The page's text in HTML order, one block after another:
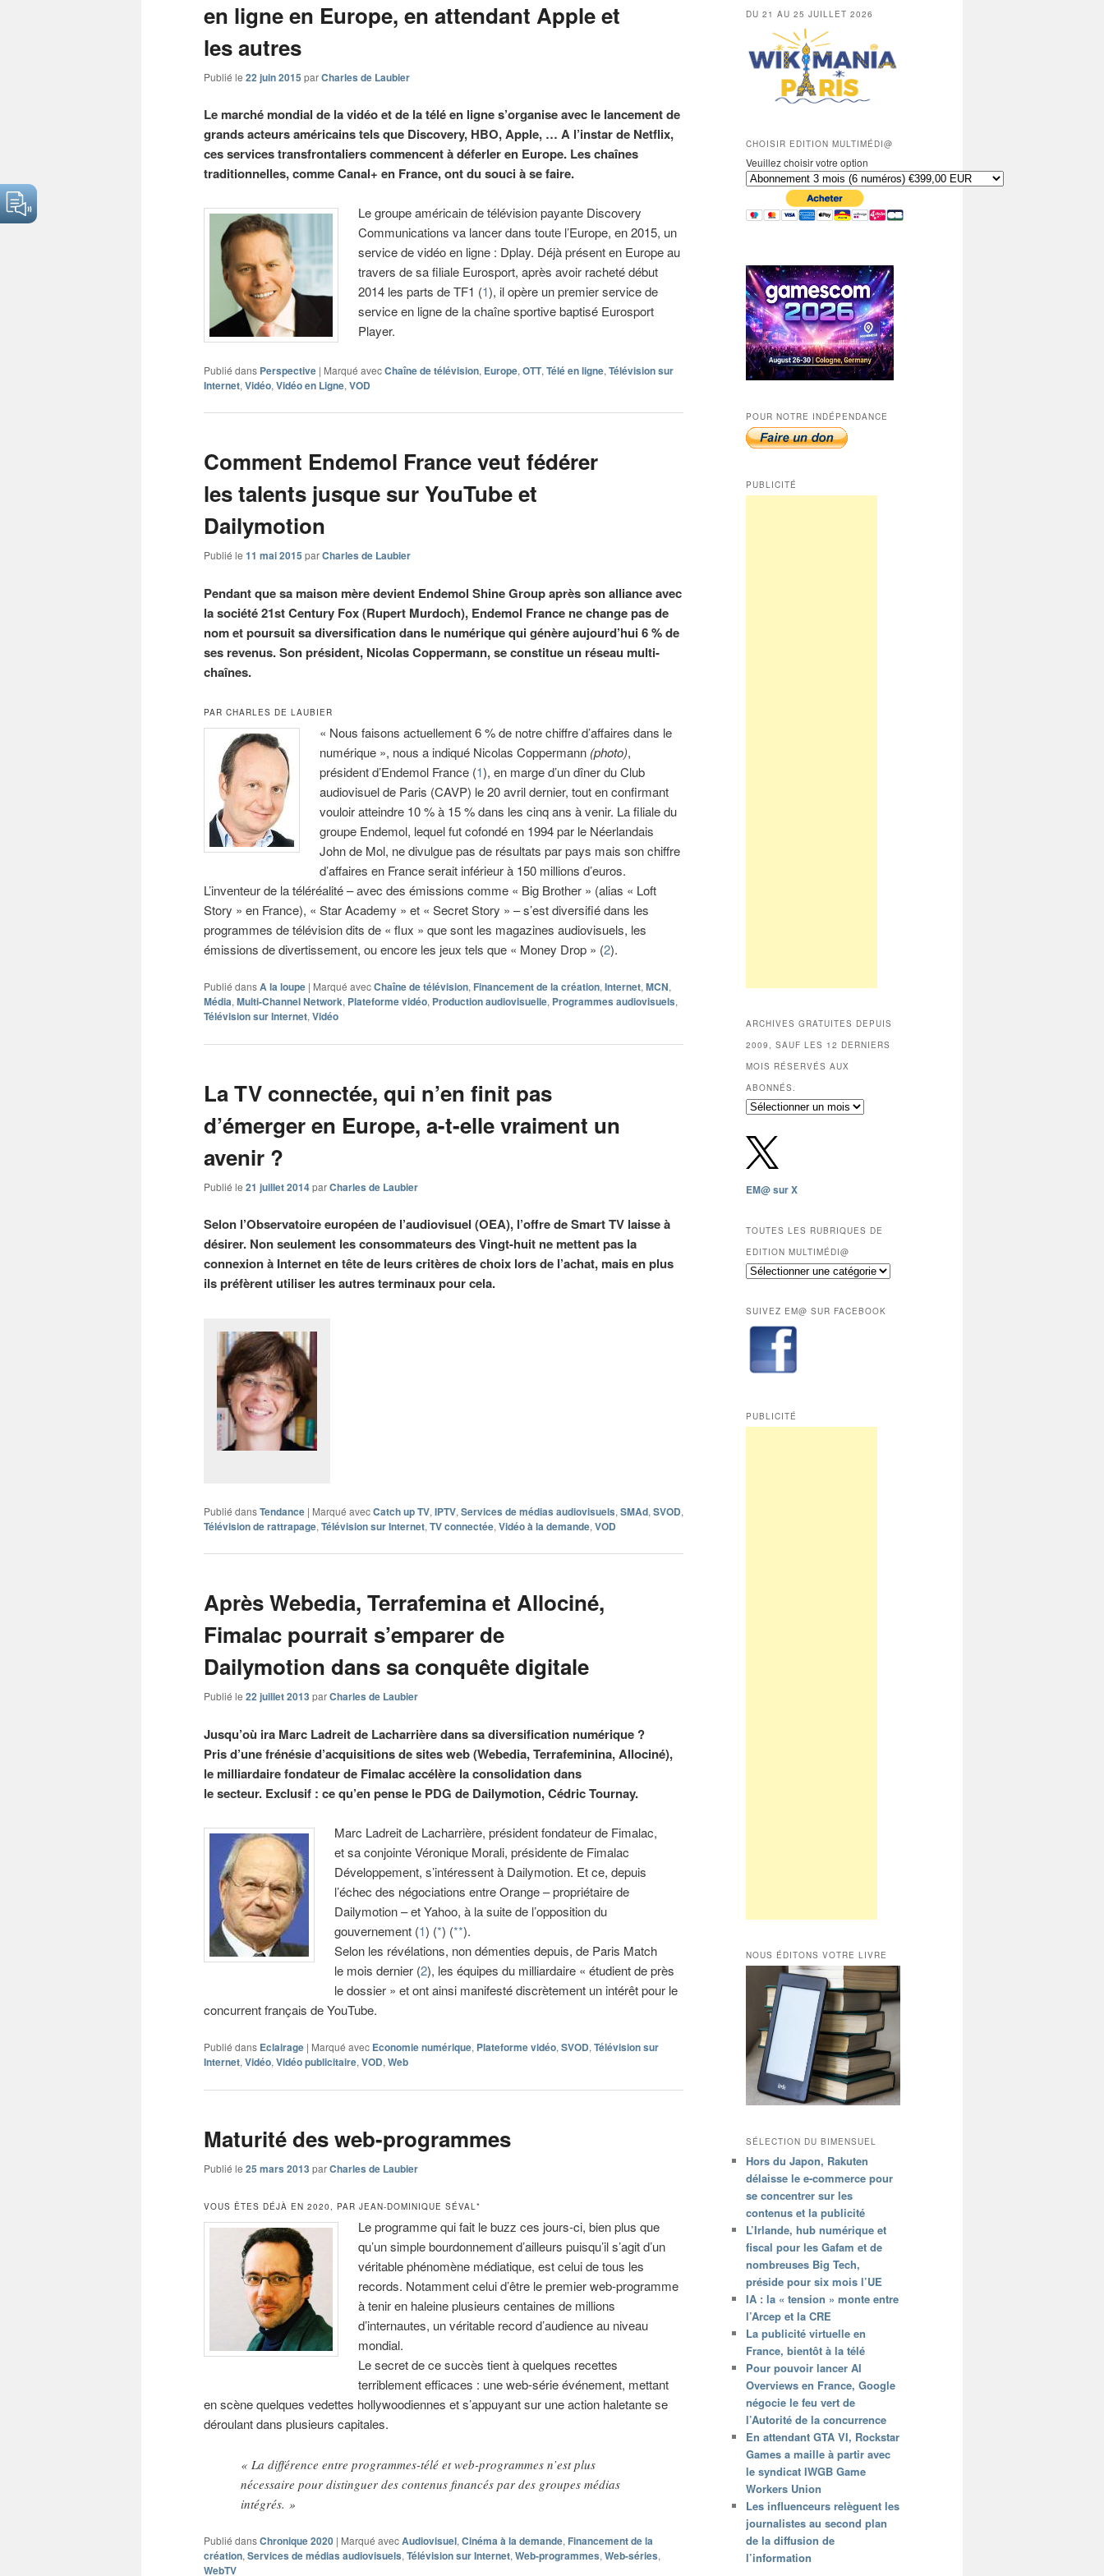
en ligne en Europe, en attendant Apple et
les autres
Publié le 22 juin 2015 parCharles de Laubier
Le marché mondial de la vidéo et de la télé en ligne s’organise avec le lancement de
grands acteurs américains tels que Discovery, HBO, Apple, … A l’instar de Netflix,
ces services transfrontaliers commencent à déferler en Europe. Les chaînes
traditionnelles, comme Canal+ en France, ont du souci à se faire.
Le groupe américain de télévision payante Discovery
Communications va lancer dans toute l’Europe, en 2015, un
service de vidéo en ligne : Dplay. Déjà présent en Europe au
travers de sa filiale Eurosport, après avoir racheté début
2014 les parts de TF1 (1), il opère un premier service de
service en ligne de la chaîne sportive baptisé Eurosport
Player.
Publié dans Perspective | Marqué avecChaîne de télévision, Europe, OTT, Télé en ligne, Télévision sur
Internet, Vidéo, Vidéo en Ligne, VOD
Comment Endemol France veut fédérer
les talents jusque sur YouTube et
Dailymotion
Publié le 11 mai 2015 parCharles de Laubier
Pendant que sa maison mère devient Endemol Shine Group après son alliance avec
la société 21st Century Fox (Rupert Murdoch), Endemol France ne change pas de
nom et poursuit sa diversification dans le numérique qui génère aujourd’hui 6 % de
ses revenus. Son président, Nicolas Coppermann, se constitue un réseau multi-
chaînes.
PAR CHARLES DE LAUBIER
« Nous faisons actuellement 6 % de notre chiffre d’affaires dans le
numérique », nous a indiqué Nicolas Coppermann (photo),
président d’Endemol France (1), en marge d’un dîner du Club
audiovisuel de Paris (CAVP) le 20 avril dernier, tout en confirmant
vouloir atteindre 10 % à 15 % dans les cinq ans à venir. La filiale du
groupe Endemol, lequel fut cofondé en 1994 par le Néerlandais
John de Mol, ne divulgue pas de résultats par pays mais son chiffre
d’affaires en France serait inférieur à 150 millions d’euros.
L’inventeur de la téléréalité – avec des émissions comme « Big Brother » (alias « Loft
Story » en France), « Star Academy » et « Secret Story » – s’est diversifié dans les
programmes de télévision dits de « flux » que sont les magazines audiovisuels, les
émissions de divertissement, ou encore les jeux tels que « Money Drop » (2).
Publié dansA la loupe | Marqué avecChaîne de télévision, Financement de la création, Internet, MCN,
Média, Multi-Channel Network, Plateforme vidéo, Production audiovisuelle, Programmes audiovisuels,
Télévision sur Internet, Vidéo
La TV connectée, qui n’en finit pas
d’émerger en Europe, a-t-elle vraiment un
avenir ?
Publié le 21 juillet 2014parCharles de Laubier
Selon l’Observatoire européen de l’audiovisuel (OEA), l’offre de Smart TV laisse à
désirer. Non seulement les consommateurs des Vingt-huit ne mettent pas la
connexion à Internet en tête de leurs critères de choix lors de l’achat, mais en plus
ils préfèrent utiliser les autres terminaux pour cela.
Publié dansTendance | Marqué avecCatch up TV, IPTV, Services de médias audiovisuels, SMAd, SVOD,
Télévision de rattrapage, Télévision sur Internet, TV connectée, Vidéo à la demande, VOD
Après Webedia, Terrafemina et Allociné,
Fimalac pourrait s’emparer de
Dailymotion dans sa conquête digitale
Publié le 22 juillet 2013 parCharles de Laubier
Jusqu’où ira Marc Ladreit de Lacharrière dans sa diversification numérique ?
Pris d’une frénésie d’acquisitions de sites web (Webedia, Terrafeminina, Allociné),
le milliardaire fondateur de Fimalac accélère la consolidation dans
le secteur. Exclusif : ce qu’en pense le PDG de Dailymotion, Cédric Tournay.
Marc Ladreit de Lacharrière, président fondateur de Fimalac,
et sa conjointe Véronique Morali, présidente de Fimalac
Développement, s’intéressent à Dailymotion. Et ce, depuis
l’échec des négociations entre Orange – propriétaire de
Dailymotion – et Yahoo, à la suite de l’opposition du
gouvernement (1) (*) (**).
Selon les révélations, non démenties depuis, de Paris Match
le mois dernier (2), les équipes du milliardaire « étudient de près
le dossier » et ont ainsi manifesté discrètement un intérêt pour le
concurrent français de YouTube.
Publié dans Eclairage | Marqué avec Economie numérique, Plateforme vidéo, SVOD, Télévision sur
Internet, Vidéo, Vidéo publicitaire, VOD, Web
Maturité des web-programmes
Publié le 25 mars 2013 parCharles de Laubier
VOUS ÊTES DÉJÀ EN 2020, PAR JEAN-DOMINIQUE SÉVAL*
Le programme qui fait le buzz ces jours-ci, bien plus que
qu’un simple bourdonnement d’ailleurs puisqu’il s’agit d’un
véritable phénomène médiatique, est celui de tous les
records. Notamment celui d’être le premier web-programme
à tenir en haleine plusieurs centaines de millions
d’internautes, un véritable record d’audience au niveau
mondial.
Le secret de ce succès tient à quelques recettes
terriblement efficaces : une web-série événement, mettant
en scène quelques vedettes hollywoodiennes et s’appuyant sur une action haletante se
déroulant dans plusieurs capitales.
« La différence entre programmes-télé et web-programmes n’est plus
nécessaire pour distinguer des contenus financés par des groupes médias
intégrés. »
Publié dansChronique 2020 | Marqué avecAudiovisuel, Cinéma à la demande, Financement de la
création, Services de médias audiovisuels, Télévision sur Internet, Web-programmes, Web-séries,
WebTV
DU 21 AU 25 JUILLET 2026
CHOISIR EDITION MULTIMÉDI@
Veuillez choisir votre option
POUR NOTRE INDÉPENDANCE
PUBLICITÉ
ARCHIVES GRATUITES DEPUIS
2009, SAUF LES 12 DERNIERS
MOIS RÉSERVÉS AUX
ABONNÉS.
Archives
depuis
2009,
sauf
les
mois
réservés
aux
abonnés.
EM@ sur X
TOUTES LES RUBRIQUES DE
EDITION MULTIMÉDI@
Toutes
de
Edition
Multimédi@
SUIVEZ EM@ SUR FACEBOOK
PUBLICITÉ
NOUS ÉDITONS VOTRE LIVRE
SÉLECTION DU BIMENSUEL
Hors du Japon, Rakuten
délaisse le e-commerce pour
se concentrer sur les
contenus et la publicité
L’Irlande, hub numérique et
fiscal pour les Gafam et de
nombreuses Big Tech,
préside pour six mois l’UE
IA : la « tension » monte entre
l’Arcep et la CRE
La publicité virtuelle en
France, bientôt à la télé
Pour pouvoir lancer AI
Overviews en France, Google
négocie le feu vert de
l’Autorité de la concurrence
En attendant GTA VI, Rockstar
Games a maille à partir avec
le syndicat IWGB Game
Workers Union
Les influenceurs relèguent les
journalistes au second plan
de la diffusion de
l’information